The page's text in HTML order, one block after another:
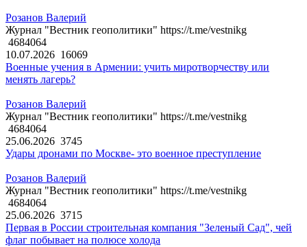
Розанов Валерий
Журнал "Вестник геополитики" https://t.me/vestnikg
4684064
10.07.2026 16069
Военные учения в Армении: учить миротворчеству или
менять лагерь?
Розанов Валерий
Журнал "Вестник геополитики" https://t.me/vestnikg
4684064
25.06.2026 3745
Удары дронами по Москве- это военное преступление
Розанов Валерий
Журнал "Вестник геополитики" https://t.me/vestnikg
4684064
25.06.2026 3715
Первая в России строительная компания "Зеленый Сад", чей
флаг побывает на полюсе холода